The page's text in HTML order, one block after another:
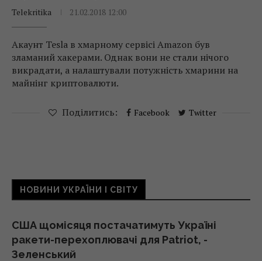
Telekritika
21.02.2018 12:00
Акаунт Tesla в хмарному сервісі Amazon був
зламаний хакерами. Однак вони не стали нічого
викрадати, а налаштували потужність хмарини на
майнінг криптовалюти.
Поділитись: Facebook Twitter
НОВИНИ УКРАЇНИ І СВІТУ
США щомісяця постачатимуть Україні
ракети-перехоплювачі для Patriot, -
Зеленський